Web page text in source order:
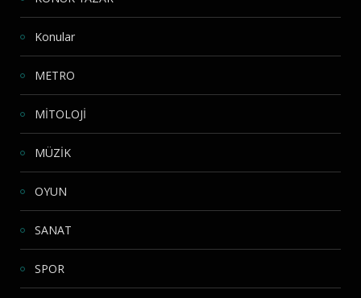
Konular
METRO
MİTOLOJİ
MÜZİK
OYUN
SANAT
SPOR